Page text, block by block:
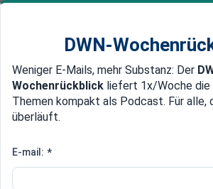
Newsticker MEIN DWN:
Edelmetalle DWN-Magazin
Russland-Ukraine-
DWN-
Weniger E-Mails, mehr Substanz: Der
Wochenrückblick liefert 1x/Woche
Themen kompakt als Podcast. Für alle,
überläuft.
E-mail: *